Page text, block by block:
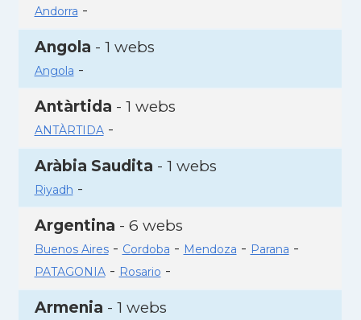
Andorra -
Angola - 1 webs
Angola -
Antàrtida - 1 webs
ANTÀRTIDA-
Aràbia Saudita - 1 webs
Riyadh -
Argentina - 6 webs
Buenos Aires- Cordoba - Mendoza - Parana -
PATAGONIA- Rosario -
Armenia - 1 webs